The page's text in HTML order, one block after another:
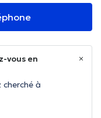
vous en
cherché à